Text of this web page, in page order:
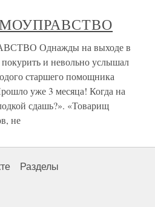
Однажды на выходе в
и невольно услышал
старшего помощника
уже 3 месяца! Когда на
сдашь?». «Товарищ
не
Разделы